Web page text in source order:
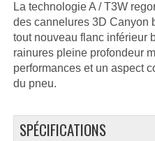
La technologie A / T3W
des cannelures 3D Canyon
tout nouveau flanc inférieur
rainures pleine profondeur
performances et un aspect
du pneu.
SPÉCIFICATIONS